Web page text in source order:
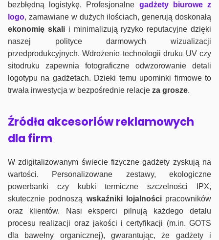
bezbłędną logistykę. Profesjonalne gadżety biurowe z
logo, zamawiane w dużych ilościach, generują doskonałą
ekonomię skalii minimalizują ryzyko reputacyjne dzięki
naszej polityce darmowych wizualizacji
przedprodukcyjnych. Wdrożenie technologii druku UV czy
sitodruku zapewnia fotograficzne odwzorowanie detali
logotypu na gadżetach. Dzieki temu upominki firmowe to
trwała inwestycja w bezpośrednie relacje za grosze.
Źródła akcesoriów reklamowych
dla firm
W zdigitalizowanym świecie fizyczne gadżety zyskują na
wartości. Personalizowane zestawy, ekologiczne
powerbanki czy kubki termiczne szczelności IPX,
skutecznie podnoszą wskaźniki lojalnościpracowników
oraz klientów. Nasi eksperci pilnują każdego detalu
procesu realizacji oraz jakości i certyfikacji (m.in. GOTS
dla bawełny organicznej), gwarantując, że gadżety i